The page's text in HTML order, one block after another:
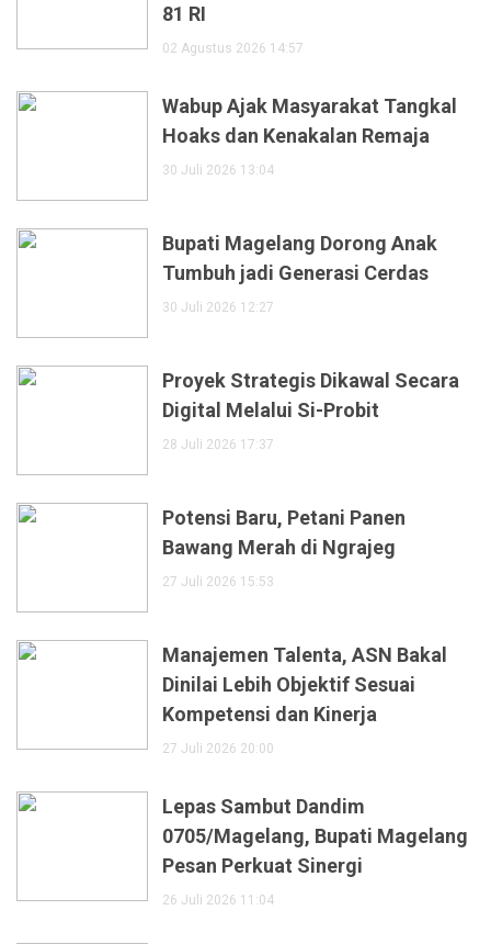
81 RI
02 Agustus 2026 14:57
Wabup Ajak Masyarakat Tangkal
Hoaks dan Kenakalan Remaja
30 Juli 2026 13:04
Bupati Magelang Dorong Anak
Tumbuh jadi Generasi Cerdas
30 Juli 2026 12:27
Proyek Strategis Dikawal Secara
Digital Melalui Si-Probit
28 Juli 2026 17:37
Potensi Baru, Petani Panen
Bawang Merah di Ngrajeg
27 Juli 2026 15:53
Manajemen Talenta, ASN Bakal
Dinilai Lebih Objektif Sesuai
Kompetensi dan Kinerja
27 Juli 2026 20:00
Lepas Sambut Dandim
0705/Magelang, Bupati Magelang
Pesan Perkuat Sinergi
26 Juli 2026 11:04